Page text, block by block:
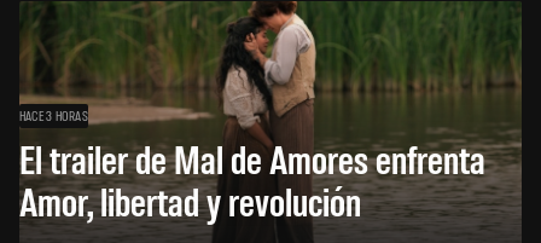
HACE 3 HORAS
El trailer de Mal de Amores enfrenta
Amor, libertad y revolución